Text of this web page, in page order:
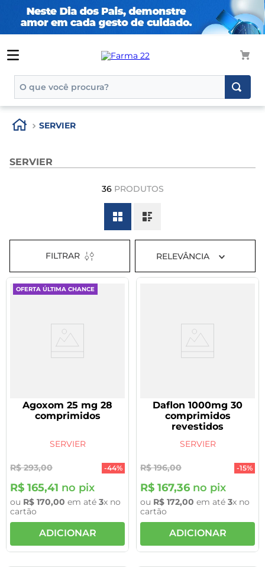
TERMOS MAIS BUSCADOS
1º
tadalafila
3º
generico
dipirona
8º
tadalafila 5mg
9º
vitamina
SERVIER
SERVIER
36 PRODUTOS
FILTRAR RELEVÂNCIA
OFERTA ÚLTIMA CHANCE
Agoxom 25 mg 28
comprimidos
SERVIER
R$ 293,00 -44%
R$ 165,41 no pix
ou R$ 170,00 em até 3x no
cartão
ADICIONAR
Daflon 1000mg 30
comprimidos
revestidos
SERVIER
R$ 196,00 -15%
R$ 167,36 no pix
ou R$ 172,00 em até 3x no
cartão
ADICIONAR